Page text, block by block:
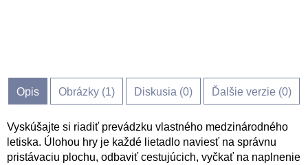
Opis Obrázky (1) Diskusia (0) Ďalšie verzie (0)
Vyskúšajte si riadiť prevádzku vlastného medzinárodného
letiska. Úlohou hry je každé lietadlo naviesť na správnu
pristávaciu plochu, odbaviť cestujúcich, vyčkať na naplnenie